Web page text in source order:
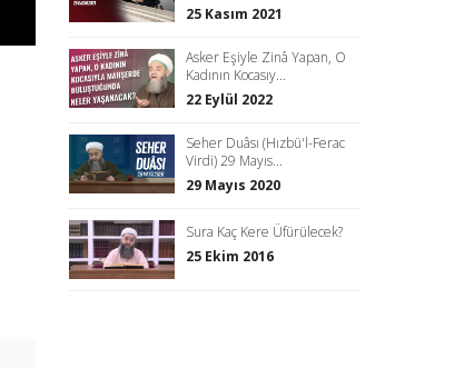
25 Kasım 2021
Asker Eşiyle Zinâ Yapan, O
Kadının Kocasıy...
22 Eylül 2022
Seher Duâsı (Hızbü'l-Ferac
Virdi) 29 Mayıs...
29 Mayıs 2020
Sura Kaç Kere Üfürülecek?
25 Ekim 2016